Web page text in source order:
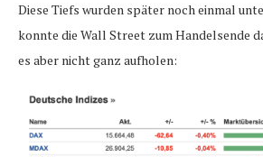
Diese Tiefs wurden später noch einmal
konnte die Wall Street zum Handelsende
es aber nicht ganz aufholen: